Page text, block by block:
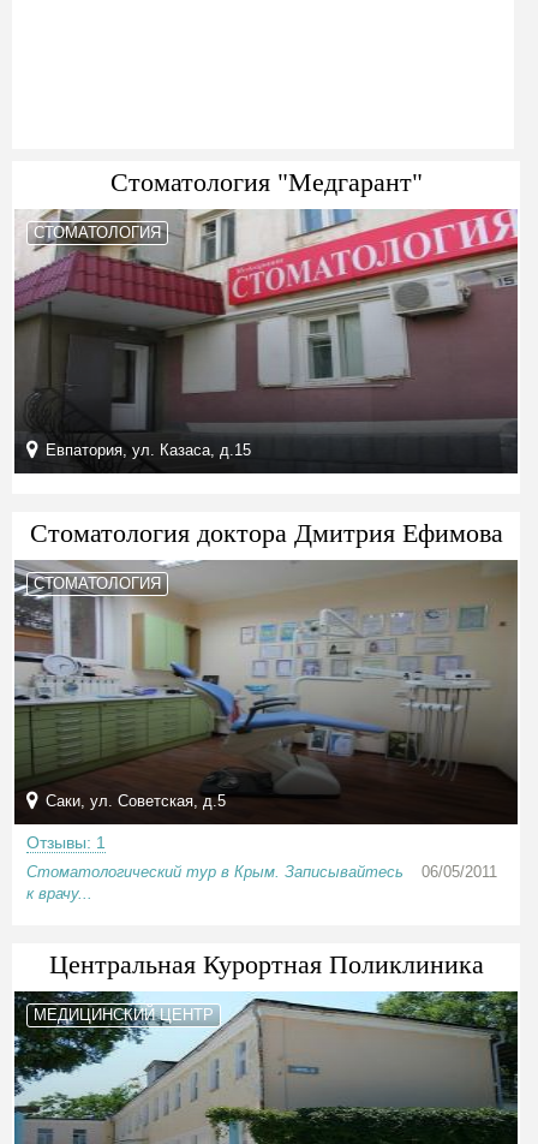
Стоматология "Медгарант"
СТОМАТОЛОГИЯ
Евпатория, ул. Казаса, д.15
Стоматология доктора Дмитрия Ефимова
СТОМАТОЛОГИЯ
Саки, ул. Советская, д.5
Отзывы: 1
Стоматологический тур в Крым. Записывайтесь
к врачу...
06/05/2011
Центральная Курортная Поликлиника
МЕДИЦИНСКИЙ ЦЕНТР